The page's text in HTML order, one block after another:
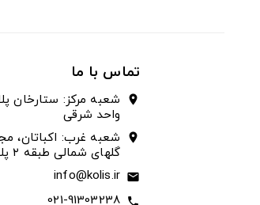
تماس با ما
location_on
واحد شرقی
location_on
شعبه غرب: اکباتان،
گلهای شمالی طبقه ۲ پلاک ۲۰۵
email
info@kolis.ir
call
021-91303238